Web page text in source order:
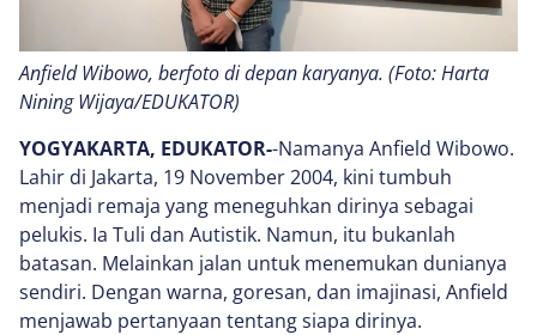
Anfield Wibowo, berfoto di depan karyanya. (Foto: Harta
Nining Wijaya/EDUKATOR)
YOGYAKARTA, EDUKATOR--Namanya Anfield Wibowo.
Lahir di Jakarta, 19 November 2004, kini tumbuh
menjadi remaja yang meneguhkan dirinya sebagai
pelukis. Ia Tuli dan Autistik. Namun, itu bukanlah
batasan. Melainkan jalan untuk menemukan dunianya
sendiri. Dengan warna, goresan, dan imajinasi, Anfield
menjawab pertanyaan tentang siapa dirinya.